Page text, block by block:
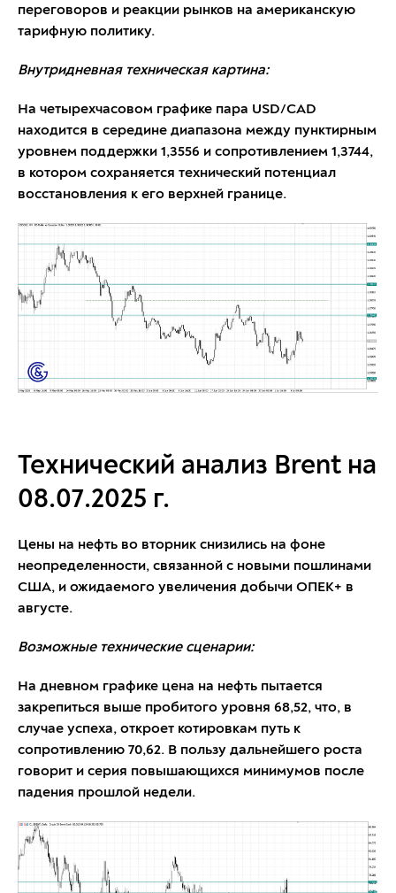
переговоров и реакции рынков на американскую
тарифную политику.
Внутридневная техническая картина:
На четырехчасовом графике пара USD/CAD
находится в середине диапазона между пунктирным
уровнем поддержки 1,3556 и сопротивлением 1,3744,
в котором сохраняется технический потенциал
восстановления к его верхней границе.
Технический анализ Brent на
08.07.2025 г.
Цены на нефть во вторник снизились на фоне
неопределенности, связанной с новыми пошлинами
США, и ожидаемого увеличения добычи ОПЕК+ в
августе.
Возможные технические сценарии:
На дневном графике цена на нефть пытается
закрепиться выше пробитого уровня 68,52, что, в
случае успеха, откроет котировкам путь к
сопротивлению 70,62. В пользу дальнейшего роста
говорит и серия повышающихся минимумов после
падения прошлой недели.